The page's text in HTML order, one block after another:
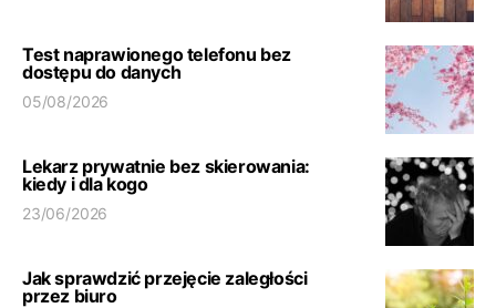
Test naprawionego telefonu bez
dostępu do danych
05/08/2026
Lekarz prywatnie bez skierowania:
kiedy i dla kogo
23/06/2026
Jak sprawdzić przejęcie zaległości
przez biuro